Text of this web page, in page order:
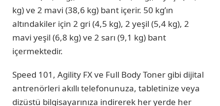
kg) ve 2 mavi (38,6 kg) bant içerir. 50 kg’ın
altındakiler için 2 gri (4,5 kg), 2 yeşil (5,4 kg), 2
mavi yeşil (6,8 kg) ve 2 sarı (9,1 kg) bant
içermektedir.
Speed 101, Agility FX ve Full Body Toner gibi dijital
antrenörleri akıllı telefonunuza, tabletinize veya
dizüstü bilgisayarınıza indirerek her yerde her